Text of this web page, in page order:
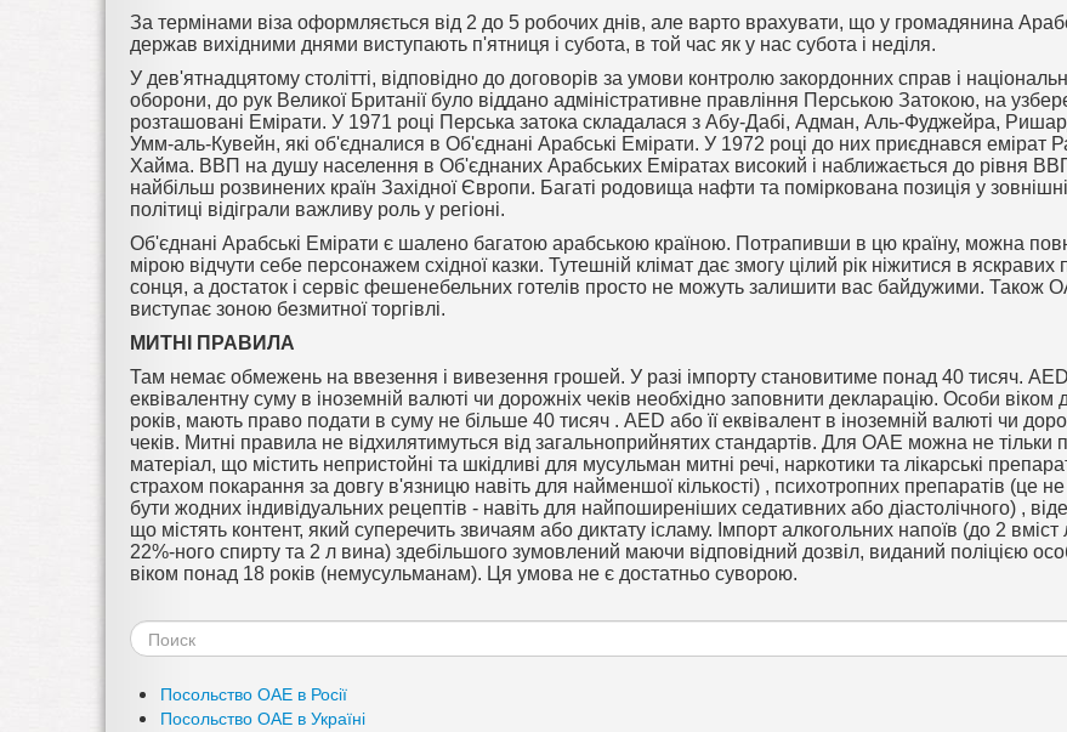
За термінами віза оформляється від 2 до 5 робочих днів, але варто врахувати, що у громадянина
держав вихідними днями виступають п'ятниця і субота, в той час як у нас субота і неділя.
У дев'ятнадцятому столітті, відповідно до договорів за умови контролю закордонних справ і
оборони, до рук Великої Британії було віддано адміністративне правління Перською Затокою, на
розташовані Емірати. У 1971 році Перська затока складалася з Абу-Дабі, Адман, Аль-Фуджейра,
Умм-аль-Кувейн, які об'єдналися в Об'єднані Арабські Емірати. У 1972 році до них приєднався емірат
Хайма. ВВП на душу населення в Об'єднаних Арабських Еміратах високий і наближається до рівня
найбільш розвинених країн Західної Європи. Багаті родовища нафти та поміркована позиція у
політиці відіграли важливу роль у регіоні.
Об'єднані Арабські Емірати є шалено багатою арабською країною. Потрапивши в цю країну, можна
мірою відчути себе персонажем східної казки. Тутешній клімат дає змогу цілий рік ніжитися в
сонця, а достаток і сервіс фешенебельних готелів просто не можуть залишити вас байдужими. Також
виступає зоною безмитної торгівлі.
МИТНІ ПРАВИЛА
Там немає обмежень на ввезення і вивезення грошей. У разі імпорту становитиме понад 40 тисяч.
еквівалентну суму в іноземній валюті чи дорожніх чеків необхідно заповнити декларацію. Особи віком
років, мають право подати в суму не більше 40 тисяч . AED або її еквівалент в іноземній валюті чи
чеків. Митні правила не відхилятимуться від загальноприйнятих стандартів. Для ОАЕ можна не тільки
матеріал, що містить непристойні та шкідливі для мусульман митні речі, наркотики та лікарські
страхом покарання за довгу в'язницю навіть для найменшої кількості) , психотропних препаратів (це
бути жодних індивідуальних рецептів - навіть для найпоширеніших седативних або діастолічного) ,
що містять контент, який суперечить звичаям або диктату ісламу. Імпорт алкогольних напоїв (до 2
22%-ного спирту та 2 л вина) здебільшого зумовлений маючи відповідний дозвіл, виданий поліцією
віком понад 18 років (немусульманам). Ця умова не є достатньо суворою.
Форма
поиска
Посольство ОАЕ в Росії
Посольство ОАЕ в Україні